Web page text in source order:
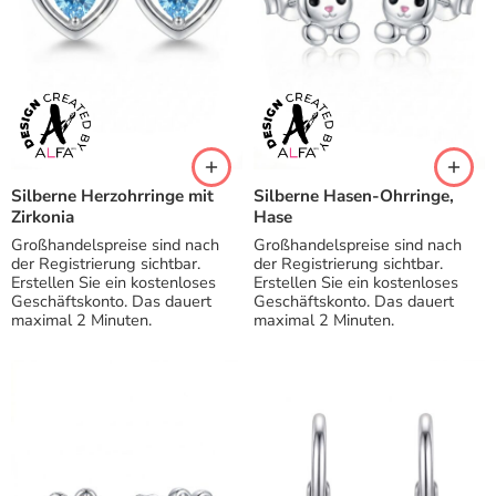
Silberne Herzohrringe mit
Zirkonia
Großhandelspreise sind nach
der Registrierung sichtbar.
Erstellen Sie ein kostenloses
Geschäftskonto. Das dauert
maximal 2 Minuten.
Silberne Hasen-Ohrringe,
Hase
Großhandelspreise sind nach
der Registrierung sichtbar.
Erstellen Sie ein kostenloses
Geschäftskonto. Das dauert
maximal 2 Minuten.